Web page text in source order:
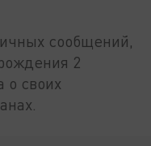
сообщений,
2
о своих